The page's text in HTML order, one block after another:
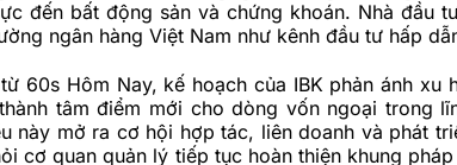
đến bất động sản và chứng khoán. Nhà đầu
ngân hàng Việt Nam như kênh đầu tư hấp
60s Hôm Nay, kế hoạch của IBK phản ánh xu
tâm điểm mới cho dòng vốn ngoại trong
này mở ra cơ hội hợp tác, liên doanh và phát
cơ quan quản lý tiếp tục hoàn thiện khung